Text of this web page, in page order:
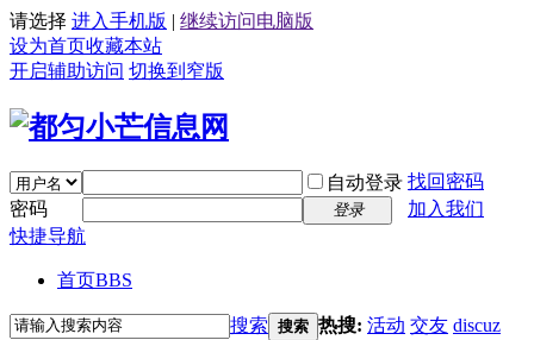
请选择 进入手机版 | 继续访问电脑版
设为首页收藏本站
开启辅助访问 切换到窄版
自动登录 找回密码
密码
登录
加入我们
快捷导航
首页BBS
搜索 搜索 热搜: 活动 交友 discuz